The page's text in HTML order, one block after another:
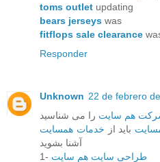
toms outlet updating
bears jerseys was
fitflops sale clearance
Responder
Unknown 22 de febrero
هم سایت
باید از خدمات همسایت
آشنا بشوید
1- طراحی سایت هم سایت